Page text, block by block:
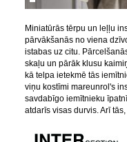
Miniatūrās tērpu un leļļu
pārvākšanās no viena
istabas uz citu.
skaļu un pārāk klusu
kā telpa ietekmē tās
viņu kostīmi mareunrol's
savdabīgo iemītnieku
atdarīs visas durvis. Arī